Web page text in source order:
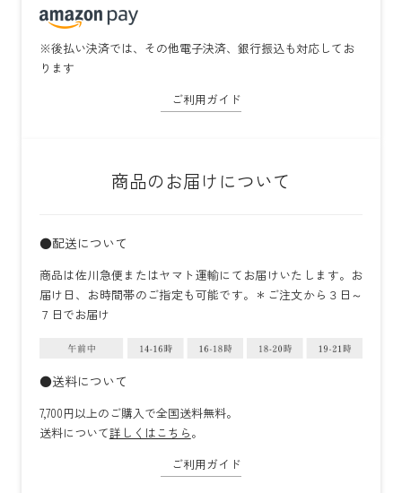
※後払い決済では、その他電子決済、銀行振込も対応してお
ります
ご利用ガイド
商品のお届けについて
●配送について
商品は佐川急便またはヤマト運輸にてお届けいたします。お
届け日、お時間帯のご指定も可能です。＊ご注文から３日～
７日でお届け
●送料について
7,700円以上のご購入で全国送料無料。
送料について詳しくはこちら。
ご利用ガイド